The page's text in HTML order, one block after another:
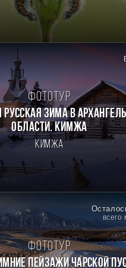
Фототур
зима в
области. Кимжа
Кимжа
всего
Фототур
пейзажи Чарской